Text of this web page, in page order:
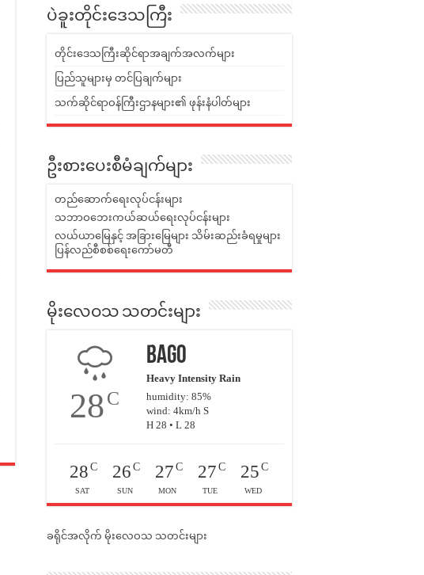
ပဲခူးတိုင်းဒေသကြီး
တိုင်းဒေသကြီးဆိုင်ရာအချက်အလက်များ
ပြည်သူများမှ တင်ပြချက်များ
သက်ဆိုင်ရာဝန်ကြီးဌာနများ၏ ဖုန်းနံပါတ်များ
ဦးစားပေးစီမံချက်များ
တည်ဆောက်ရေးလုပ်ငန်းများ
သဘာဝဘေးကယ်ဆယ်ရေးလုပ်ငန်းများ
လယ်ယာမြေနှင့် အခြားမြေများ သိမ်းဆည်းခံရမှုများ
ပြန်လည်စီစစ်ရေးကော်မတီ
မိုးလေဝသ သတင်းများ
28C
Bago
Heavy Intensity Rain
humidity: 85%
wind: 4km/h S
H 28 • L 28
28 C
SAT
26 C
SUN
27 C
MON
27 C
TUE
25 C
WED
ခရိုင်အလိုက် မိုးလေဝသ သတင်းများ